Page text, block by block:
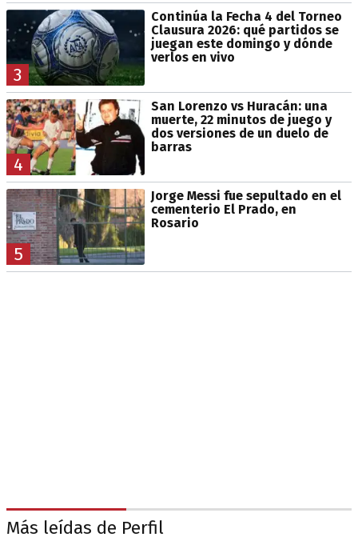
3
Continúa la Fecha 4 del Torneo
Clausura 2026: qué partidos se
juegan este domingo y dónde
verlos en vivo
4
San Lorenzo vs Huracán: una
muerte, 22 minutos de juego y
dos versiones de un duelo de
barras
5
Jorge Messi fue sepultado en el
cementerio El Prado, en
Rosario
Más leídas de Perfil